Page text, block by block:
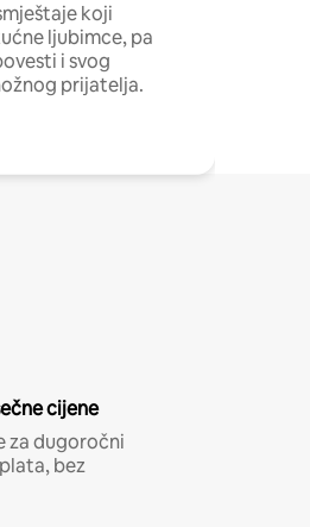
koji
ljubimce, pa
i svog
prijatelja.
cijene
za dugoročni
bez